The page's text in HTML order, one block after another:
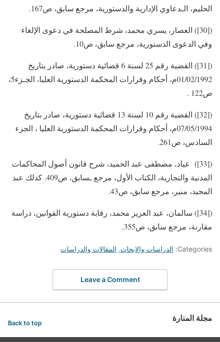
الحليم، الـدعاوي الإدارية والدستورية، مرجع سابق، ص167.
([30]) العصار، يسري محمد، شرط المصلحة في دعوى الإلغاء
وفي الدعوى الدستورية، مرجع سابق، ص10.
([31]) القضية رقم 25 لسنة 6 قضائية دستورية، صادر بتاريخ
01/02/1992م، أحكام وقرارات المحكمة الدستورية العليا، الجـزء5،
ص122 .
([32]) القضية رقم 10 لسنة 13 قضائية دستورية، صادر بتاريخ
07/05/1994م، أحكام وقرارات المحكمة الدستورية العليا ، الجزء
السادس، ص261.
([33]) عياد، مصطفى عبد الحميد، شرح قانون أصول المحاكمات
المدنية والتجارية، الكتاب الأول، مرجع ـسابق، ص409. كذلك عبد
المجيد، منير، مرجع سابق، ص43.
([34]) سالمان، عبد العزيز محمد، رقابة دستورية القوانين، دراسة
مقارنة، مرجع سابق، ص355.
Categories: الدراسات والابحاث, المقالات والدراسات
Leave a Comment
مجلة المنارة Back to top